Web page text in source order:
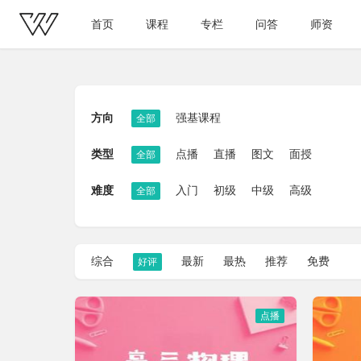
首页 课程 专栏 问答 师资
方向 全部 强基课程
类型 全部 点播 直播 图文 面授
难度 全部 入门 初级 中级 高级
综合 好评 最新 最热 推荐 免费
点播